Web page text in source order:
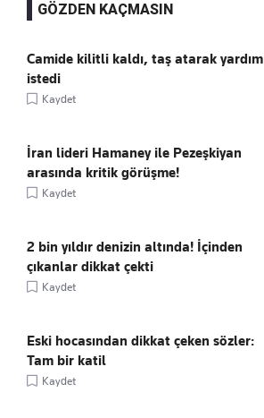
GÖZDEN KAÇMASIN
Camide kilitli kaldı, taş atarak yardım
istedi
Kaydet
İran lideri Hamaney ile Pezeşkiyan
arasında kritik görüşme!
Kaydet
2 bin yıldır denizin altında! İçinden
çıkanlar dikkat çekti
Kaydet
Eski hocasından dikkat çeken sözler:
Tam bir katil
Kaydet